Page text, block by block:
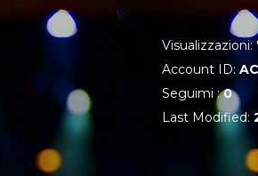
Visualizzazioni:
Account ID:
Seguimi :0
Last Modified: